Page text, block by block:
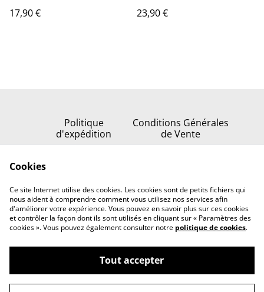
17,90 €
23,90 €
Politique
d'expédition
Conditions Générales
de Vente
Nous contacter
©2026Serenata della stella
Cookies
Ce site Internet utilise des cookies. Les cookies sont de petits fichiers qui
nous aident à comprendre comment vous utilisez nos services afin
d'améliorer votre expérience. Vous pouvez en savoir plus sur ces cookies
et contrôler la façon dont ils sont utilisés en cliquant sur « Paramètres des
cookies ». Vous pouvez également consulter notre politique de cookies.
Tout accepter